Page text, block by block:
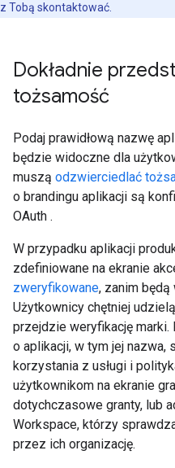
z Tobą skontaktować.
Dokładnie
tożsamość
Podaj prawidłową nazwę
będzie widoczne dla
muszą odzwierciedlać
o brandingu aplikacji są
OAuth .
W przypadku aplikacji
zdefiniowane na ekranie
zweryfikowane, zanim
Użytkownicy chętniej
przejdzie weryfikację
o aplikacji, w tym jej nazwa,
korzystania z usługi i
użytkownikom na ekranie
dotychczasowe granty, lub
Workspace, którzy
przez ich organizację.